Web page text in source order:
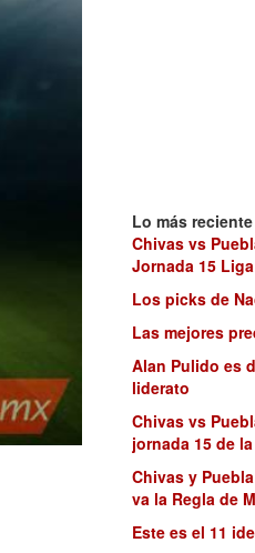
Lo más reciente
Chivas vs
Jornada 15
Los picks de
Las mejores
Alan Pulido es
liderato
Chivas vs
jornada 15 de
Chivas y
va la Regla de
Este es el 11